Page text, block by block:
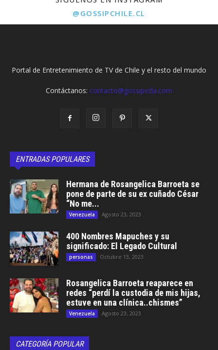
@GOSSIPCHILE.CL
Portal de Entretenimiento de TV de Chile y el resto del mundo
Contáctanos: contacto@gossipvzla.com
ENTRADAS POPULARES
Hermana de Rosangelica Barroeta se
pone de parte de su ex cuñado César
“No me...
Venezuela Agosto 23, 2023
400 Nombres Mapuches y su
significado: El Legado Cultural
personas Octubre 13, 2023
Rosangelica Barroeta reaparece en
redes “perdí la custodia de mis hijas,
estuve en una clínica..chismes”
Venezuela Agosto 23, 2023
CATEGORÍA POPULAR